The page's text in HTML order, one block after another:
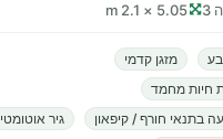
5.05 × 2.1 m
מזגן קדמי
חיות מחמד
בתנאי חורף / קיפאון
גיר אוטומטי